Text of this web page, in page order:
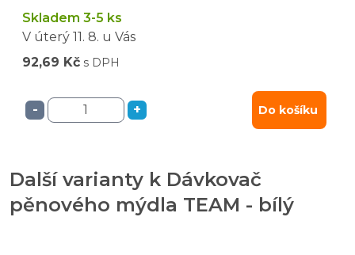
Skladem 3-5 ks
V úterý 11. 8. u Vás
92,69 Kč s DPH
- + Do košíku
Další varianty k Dávkovač
pěnového mýdla TEAM - bílý